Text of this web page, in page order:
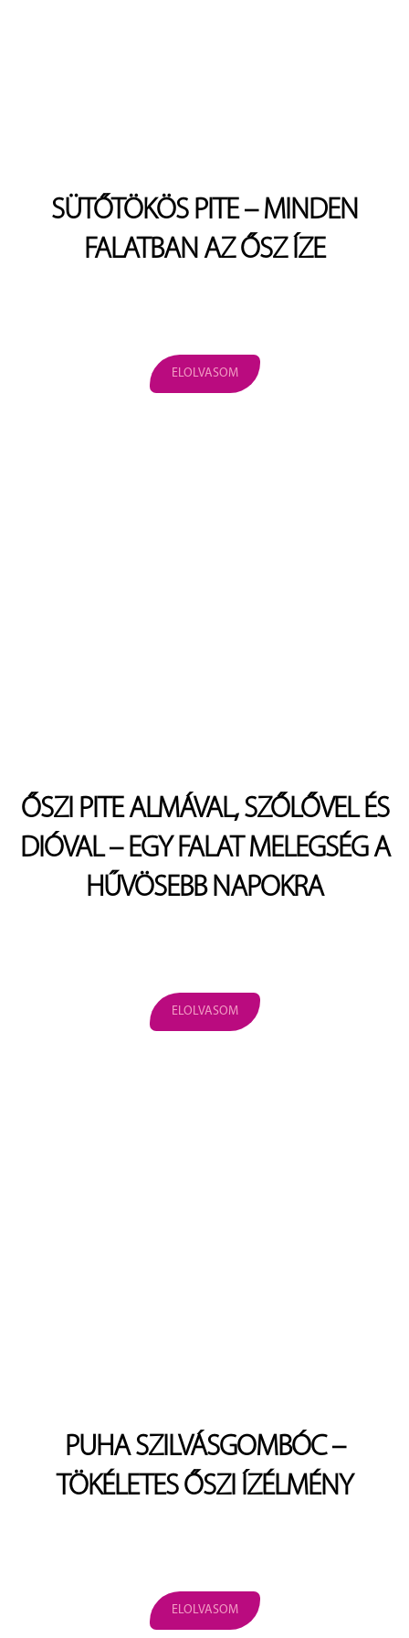
SÜTŐTÖKÖS PITE – MINDEN
FALATBAN AZ ŐSZ ÍZE
ELOLVASOM
ŐSZI PITE ALMÁVAL, SZŐLŐVEL ÉS
DIÓVAL – EGY FALAT MELEGSÉG A
HŰVÖSEBB NAPOKRA
ELOLVASOM
PUHA SZILVÁSGOMBÓC –
TÖKÉLETES ŐSZI ÍZÉLMÉNY
ELOLVASOM